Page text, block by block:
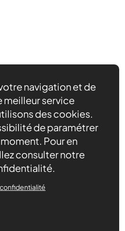
navigation et de
meilleur service
des cookies.
de paramétrer
Pour en
consulter notre